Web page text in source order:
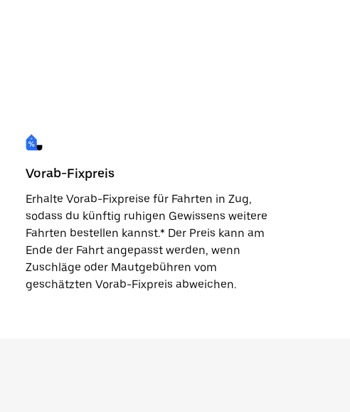
Vorab-Fixpreis
Erhalte Vorab-Fixpreise für Fahrten in Zug,
sodass du künftig ruhigen Gewissens weitere
Fahrten bestellen kannst.* Der Preis kann am
Ende der Fahrt angepasst werden, wenn
Zuschläge oder Mautgebühren vom
geschätzten Vorab-Fixpreis abweichen.